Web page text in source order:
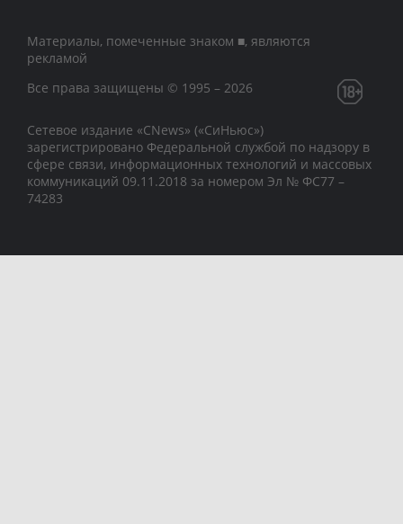
Материалы, помеченные знаком ■, являются
рекламой
Все права защищены © 1995 – 2026
Сетевое издание «CNews» («СиНьюс»)
зарегистрировано Федеральной службой по надзору в
сфере связи, информационных технологий и массовых
коммуникаций 09.11.2018 за номером Эл № ФС77 –
74283